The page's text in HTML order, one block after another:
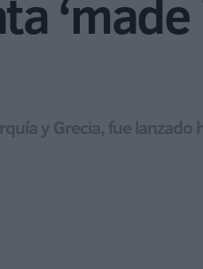
y Grecia, fue lanzado